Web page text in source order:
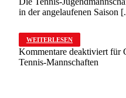
in der angelaufenen Saison
WEITERLESEN
Kommentare deaktiviert für
Tennis-Mannschaften